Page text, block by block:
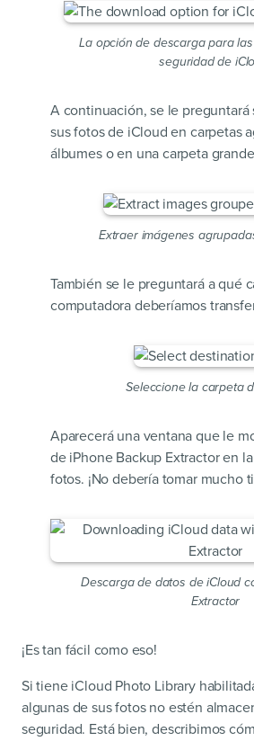
La opción de descarga para
seguridad de
A continuación, se le preguntará
sus fotos de iCloud en carpetas
álbumes o en una carpeta
Extraer imágenes
También se le preguntará a qué
computadora deberíamos
Seleccione la carpeta
Aparecerá una ventana que le
de iPhone Backup Extractor en
fotos. ¡No debería tomar mucho
Descarga de datos de iCloud
Extractor
¡Es tan fácil como eso!
Si tiene iCloud Photo Library
algunas de sus fotos no estén
seguridad. Está bien, describimos